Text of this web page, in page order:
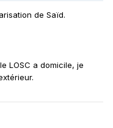
de Saïd.
LOSC a domicile, je